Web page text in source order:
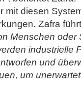
mit diesen
Zafra
Menschen oder
industrielle
und
um